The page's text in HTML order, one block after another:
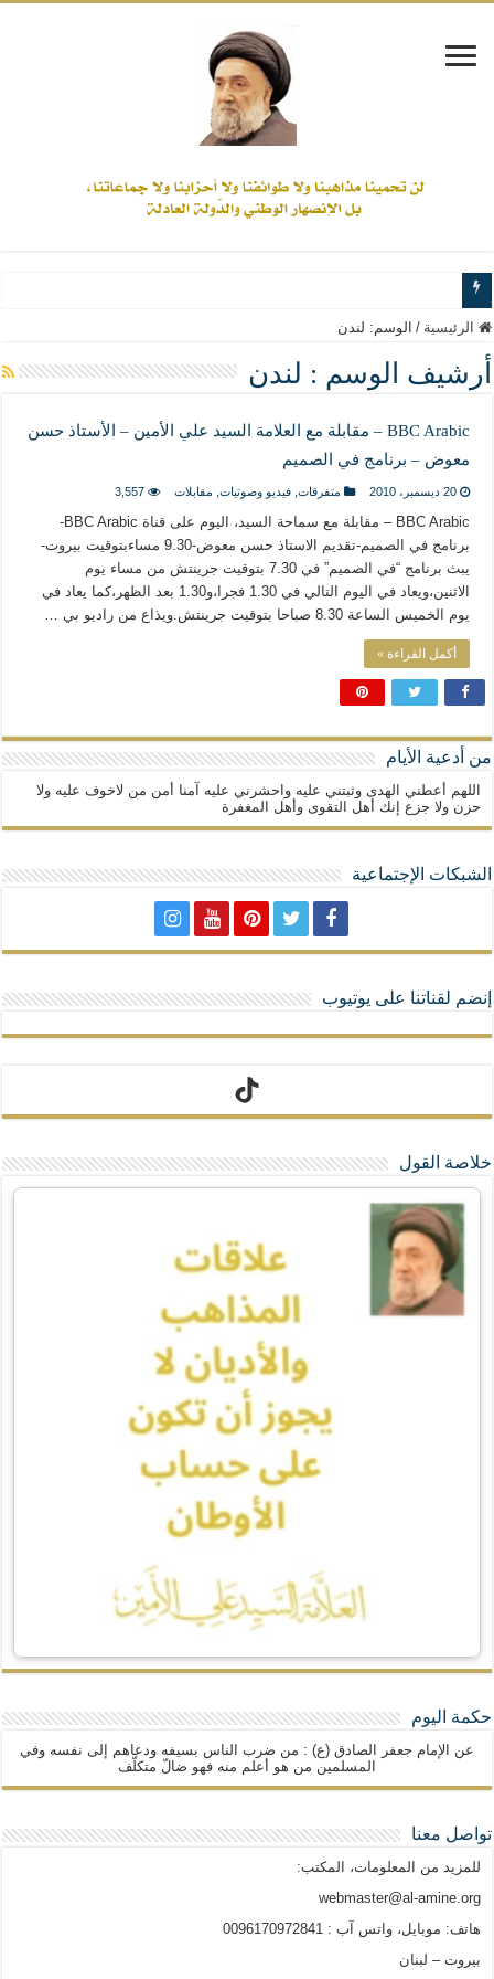
www.alamine.net
مواقف وآراء العلاّمة السيد علي الأمين من الأحداث والقضايا - اضغط للاطلاع
إذا كان التسنن هو الإيمان بسنة رسول الله ( صلى الله عليه وآله) فكلّ
علاقات المذاهب والأديان لا يجوز أن تكون على حساب الأوطان
لن تحمينا مذاهبنا ولا طوائفنا ولا أحزابنا ولا جماعاتنا، بل الإنصهار الوطني والدولة
المذاهب ليست قدرًا لا يمكن تجاوزه
ليست المنفعة تأتي من إسلامية النّظام كما لا تأتي المضرة من مسيحية النظام
المتهاون بوطنه متهاون بدينه حتماً
نسج العلاقة مع الآخر تكون من خلال منظومة القيم و المبادئ الانسانية التي تجعل
الرئيسية / الوسم: لندن
أرشيف الوسم : لندن
BBC Arabic – مقابلة مع العلامة السيد علي الأمين – الأستاذ حسن
معوض – برنامج في الصميم
20 ديسمبر، 2010 متفرقات, فيديو وصوتيات, مقابلات 3,557
BBC Arabic – مقابلة مع سماحة السيد، اليوم على قناة BBC Arabic-
برنامج في الصميم-تقديم الاستاذ حسن معوض-9.30 مساءبتوقيت بيروت-
يبث برنامج “في الصميم” في 7.30 بتوقيت جرينتش من مساء يوم
الاثنين،ويعاد في اليوم التالي في 1.30 فجرا،و1.30 بعد الظهر،كما يعاد في
يوم الخميس الساعة 8.30 صباحا بتوقيت جرينتش.ويذاع من راديو بي …
أكمل القراءة »
من أدعية الأيام
اللهم أعطني الهدى وثبتني عليه واحشرني عليه آمنا أمن من لاخوف عليه ولا
حزن ولا جزع إنك أهل التقوى وأهل المغفرة
الشبكات الإجتماعية
إنضم لقناتنا على يوتيوب
تيك توك
خلاصة القول
حكمة اليوم
عن الإمام جعفر الصادق (ع) : من ضرب الناس بسيفه ودعاهم إلى نفسه وفي
المسلمين من هو أعلم منه فهو ضالّ متكلّف
تواصل معنا
للمزيد من المعلومات، المكتب:
webmaster@al-amine.org
هاتف: موبايل، واتس آب : 0096170972841
بيروت – لبنان